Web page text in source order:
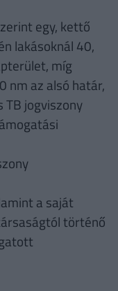
egy, kettő
lakásoknál 40,
míg
nm az alsó határ,
jogviszony
a saját
történő